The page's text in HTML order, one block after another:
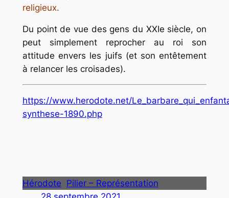
religieux.
Du point de vue des gens du XXIe siècle, on
peut simplement reprocher au roi son
attitude envers les juifs (et son entêtement
à relancer les croisades).
https://www.herodote.net/
synthese-1890.php
Hérodote Pilier – Représentation